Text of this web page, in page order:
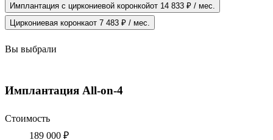
Имплантация с циркониевой коронкойот 14 833 ₽ / мес.
Циркониевая коронкаот 7 483 ₽ / мес.
Вы выбрали
Имплантация All-on-4
Стоимость
189 000 ₽